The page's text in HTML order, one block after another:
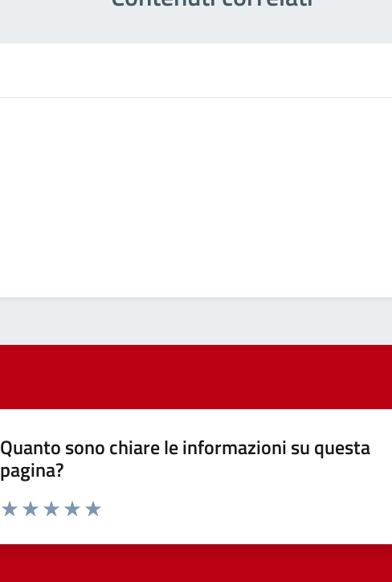
Quanto sono chiare le informazioni su questa
pagina?